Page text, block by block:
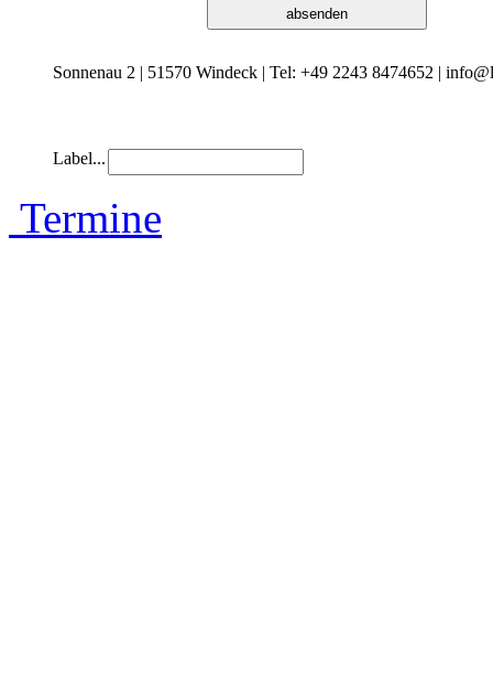
Sonnenau 2 | 51570 Windeck | Tel: +49 2243 8474652 |
Label...
Termine